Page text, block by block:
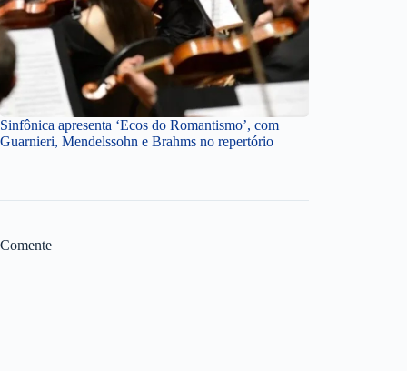
Sinfônica apresenta ‘Ecos do Romantismo’, com
Guarnieri, Mendelssohn e Brahms no repertório
Comente